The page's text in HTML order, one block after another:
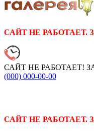
САЙТ НЕ
САЙТ НЕ РАБОТАЕТ!
(000) 000-00-00
САЙТ НЕ